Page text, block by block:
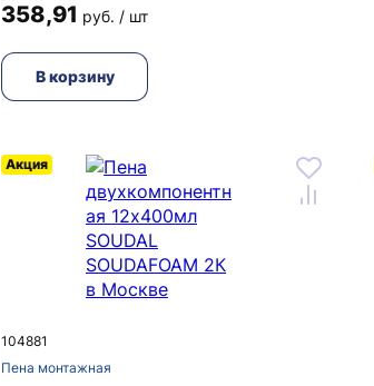
358,91 руб. / шт
В корзину
104881
Пена монтажная
Акция